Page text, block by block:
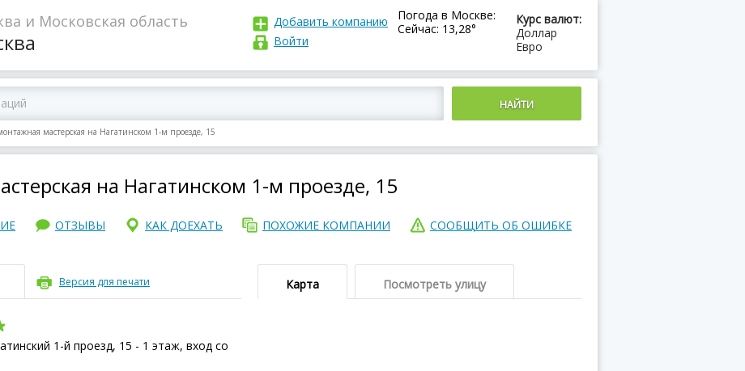
и Московская область
Курс валют:
Доллар
Евро
Погода в Москве:
Сейчас: 13,28°
Добавить компанию
Войти
мастерская на Нагатинском 1-м проезде, 15
на Нагатинском 1-м проезде, 15
ОТЗЫВЫ КАК ДОЕХАТЬ ПОХОЖИЕ КОМПАНИИ СООБЩИТЬ ОБ ОШИБКЕ
Версия для печати
1-й проезд, 15 - 1 этаж, вход со
Карта Посмотреть улицу